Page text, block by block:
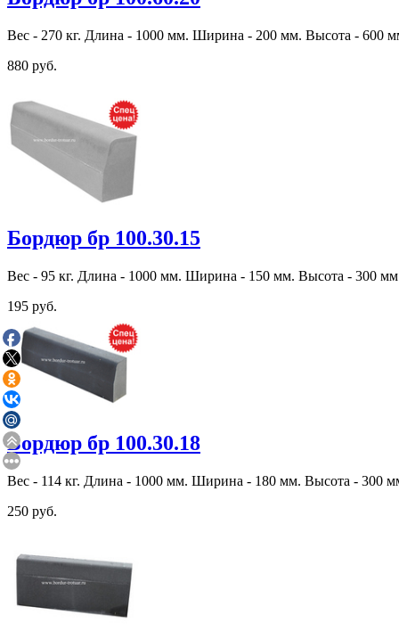
Вес - 270 кг. Длина - 1000 мм. Ширина - 200 мм. Высота - 600
880 руб.
Бордюр бр 100.30.15
Вес - 95 кг. Длина - 1000 мм. Ширина - 150 мм. Высота - 300
195 руб.
Бордюр бр 100.30.18
Вес - 114 кг. Длина - 1000 мм. Ширина - 180 мм. Высота - 300
250 руб.